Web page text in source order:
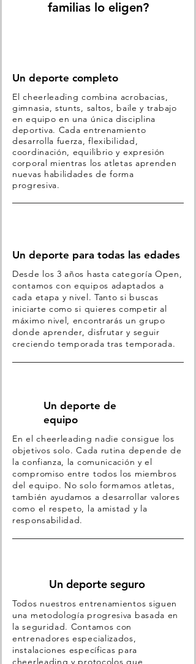
familias lo eligen?
Un deporte completo
El cheerleading combina acrobacias,
gimnasia, stunts, saltos, baile y trabajo
en equipo en una única disciplina
deportiva. Cada entrenamiento
desarrolla fuerza, flexibilidad,
coordinación, equilibrio y expresión
corporal mientras los atletas aprenden
nuevas habilidades de forma
progresiva.
Un deporte para todas las edades
Desde los 3 años hasta categoría Open,
contamos con equipos adaptados a
cada etapa y nivel. Tanto si buscas
iniciarte como si quieres competir al
máximo nivel, encontrarás un grupo
donde aprender, disfrutar y seguir
creciendo temporada tras temporada.
Un deporte de
equipo
En el cheerleading nadie consigue los
objetivos solo. Cada rutina depende de
la confianza, la comunicación y el
compromiso entre todos los miembros
del equipo. No solo formamos atletas,
también ayudamos a desarrollar valores
como el respeto, la amistad y la
responsabilidad.
Un deporte seguro
Todos nuestros entrenamientos siguen
una metodología progresiva basada en
la seguridad. Contamos con
entrenadores especializados,
instalaciones específicas para
cheerleading y protocolos que